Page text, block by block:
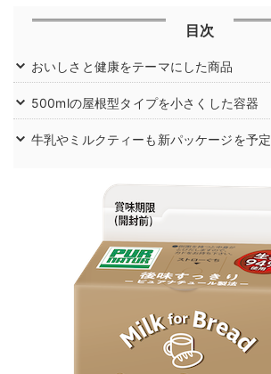
目次
おいしさと健康をテーマにした商品
500mlの屋根型タイプを小さくした容器
牛乳やミルクティーも新パッケージを予定